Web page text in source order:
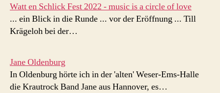
Watt en Schlick Fest 2022 - music is a circle of love
... ein Blick in die Runde ... vor der Eröffnung ... Till
Krägeloh bei der…
Jane Oldenburg
In Oldenburg hörte ich in der 'alten' Weser-Ems-Halle
die Krautrock Band Jane aus Hannover, es…